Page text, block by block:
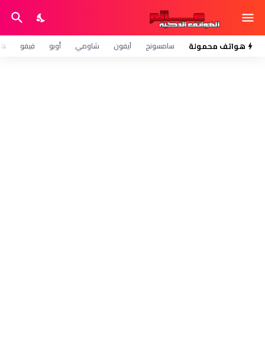
هواتف محمولة سامسونج آيفون شاومي أوبو فيفو